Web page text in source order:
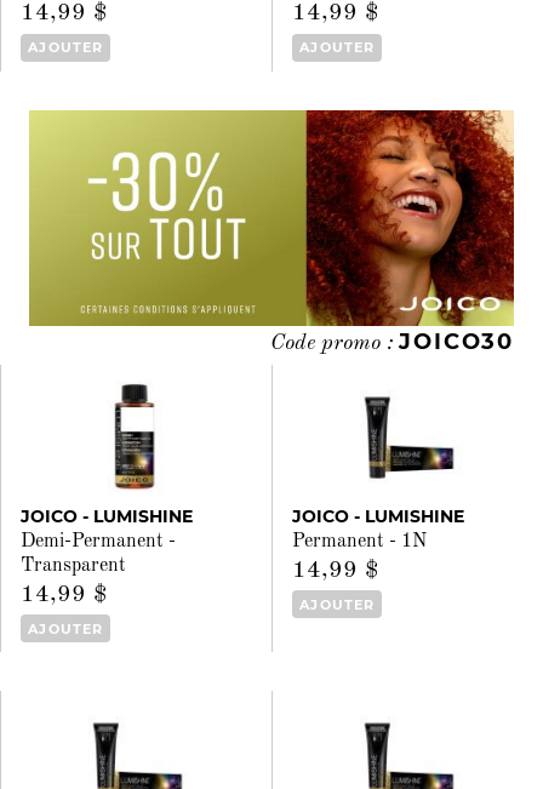
14,99 $
AJOUTER
14,99 $
AJOUTER
JOICO - LUMISHINE
Demi-Permanent -
Transparent
14,99 $
AJOUTER
JOICO - LUMISHINE
Permanent - 1N
14,99 $
AJOUTER
Code promo :JOICO30